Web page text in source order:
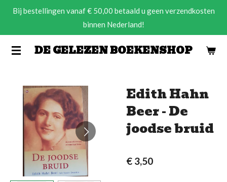
Ga
de
DE GELEZEN BOEKENSHOP
Bij bestellingen vanaf € 50,00 betaald u geen verzendkosten
binnen Nederland!
Edith Hahn
Beer - De
joodse bruid
€ 3,50